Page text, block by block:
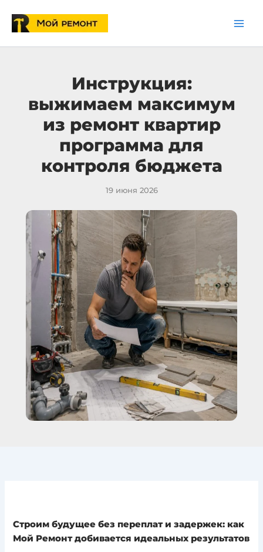
содержимому
Инструкция:
выжимаем максимум
из ремонт квартир
программа для
контроля бюджета
19 июня 2026
Строим будущее без переплат и задержек: как
Мой Ремонт добивается идеальных результатов